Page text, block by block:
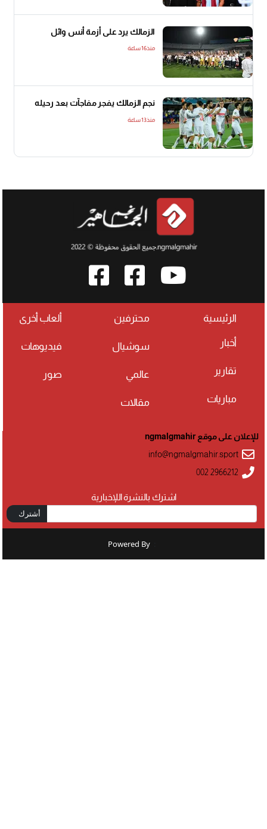
الزمالك يرد على أزمة أنس وائل
منذ16 ساعة
نجم الزمالك يفجر مفاجآت بعد رحيله
منذ13 ساعة
الرئيسية
أخبار
تقارير
مباريات
محترفين
سوشيال
عالمي
مقالات
ألعاب أخرى
فيديوهات
صور
اشترك بالنشرة اللإخبارية
أشترك
للإعلان على موقع ngmalgmahir
info@ngmalgmahir.sport
002 2966212
Powered By